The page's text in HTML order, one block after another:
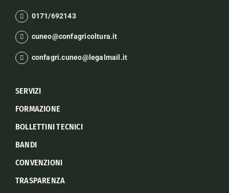
0171/692143
cuneo@confagricoltura.it
confagri.cuneo@legalmail.it
SERVIZI
FORMAZIONE
BOLLETTINI TECNICI
BANDI
CONVENZIONI
TRASPARENZA